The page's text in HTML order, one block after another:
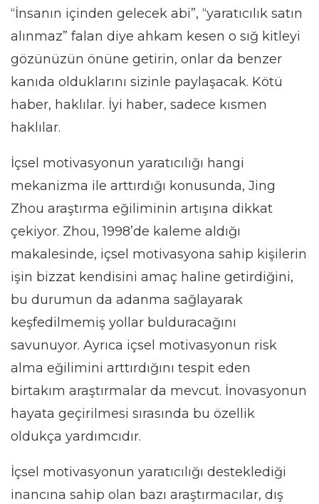
“İnsanın içinden gelecek abi”, “yaratıcılık satın
alınmaz” falan diye ahkam kesen o sığ kitleyi
gözünüzün önüne getirin, onlar da benzer
kanıda olduklarını sizinle paylaşacak. Kötü
haber, haklılar. İyi haber, sadece kısmen
haklılar.
İçsel motivasyonun yaratıcılığı hangi
mekanizma ile arttırdığı konusunda, Jing
Zhou araştırma eğiliminin artışına dikkat
çekiyor. Zhou, 1998’de kaleme aldığı
makalesinde, içsel motivasyona sahip kişilerin
işin bizzat kendisini amaç haline getirdiğini,
bu durumun da adanma sağlayarak
keşfedilmemiş yollar bulduracağını
savunuyor. Ayrıca içsel motivasyonun risk
alma eğilimini arttırdığını tespit eden
birtakım araştırmalar da mevcut. İnovasyonun
hayata geçirilmesi sırasında bu özellik
oldukça yardımcıdır.
İçsel motivasyonun yaratıcılığı desteklediği
inancına sahip olan bazı araştırmacılar, dış